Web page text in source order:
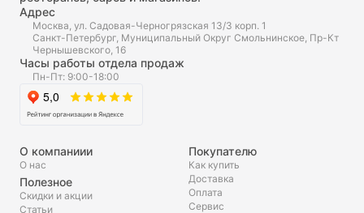
Адрес
Москва, ул. Садовая-Черногрязская 13/3 корп. 1
Санкт-Петербург, Муниципальный Округ Смольнинское, Пр-Кт
Чернышевского, 16
Часы работы отдела продаж
Пн-Пт: 9:00-18:00
О компаниии
О нас
Полезное
Скидки и акции
Статьи
Покупателю
Как купить
Доставка
Оплата
Сервис